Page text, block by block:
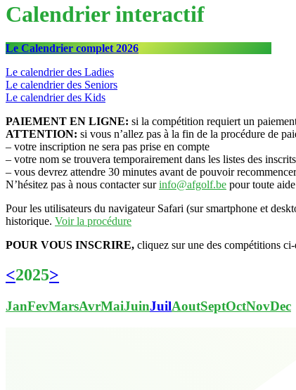
Calendrier interactif
Le Calendrier complet 2026
Le calendrier des Ladies
Le calendrier des Seniors
Le calendrier des Kids
PAIEMENT EN LIGNE: si la compétition requiert un
ATTENTION: si vous n’allez pas à la fin de la procédure de
– votre inscription ne sera pas prise en compte
– votre nom se trouvera temporairement dans les listes des
– vous devrez attendre 30 minutes avant de pouvoir
N’hésitez pas à nous contacter surinfo@afgolf.be pour toute
Pour les utilisateurs du navigateur Safari (sur smartphone et
historique. Voir la procédure
POUR VOUS INSCRIRE, cliquez sur une des compétitions
<2025>
JanFevMarsAvrMaiJuinJuilAoutSeptOctNovDec